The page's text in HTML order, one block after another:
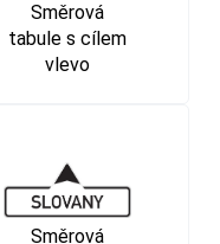
Směrová
tabule s cílem
vlevo
Směrová